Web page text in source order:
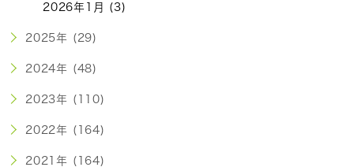
2026年1月 (3)
2025年 (29)
2024年 (48)
2023年 (110)
2022年 (164)
2021年 (164)